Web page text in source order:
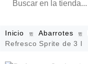
Inicio Abarrotes
Refresco Sprite de 3 l